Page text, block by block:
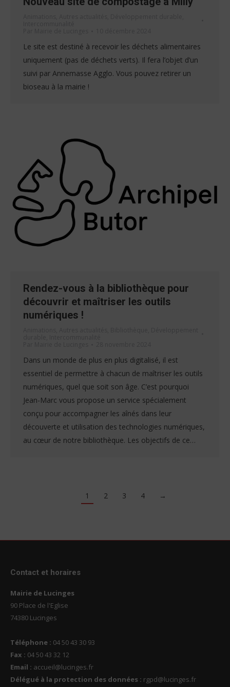
Le site est destiné à recevoir les déchets alimentaires
uniquement (pas de déchets verts). Il fera l’objet d’un
suivi par Annemasse Agglo. Vous pouvez retirer un
bioseau à la mairie !
Rendez-vous à la bibliothèque pour
découvrir et maîtriser les outils
numériques !
Dans un monde de plus en plus digitalisé, il est
essentiel de permettre à chacun de maîtriser les outils
numériques, quel que soit son âge. C’est pourquoi
Jean-Marc vous propose un service spécialement
conçu pour accompagner les aînés dans leur
découverte et utilisation des technologies numériques,
au cœur de notre bibliothèque. Les objectifs de ce…
1 2 3 4 →
Contact et horaires
Mairie de Lucinges
90 Place de l'Eglise
74380 Lucinges
Téléphone : 04 50 43 30 93
Fax : 04 50 43 32 12
Email : accueil@lucinges.fr
Délégué à la protection des données : rgpd@lucinges.fr